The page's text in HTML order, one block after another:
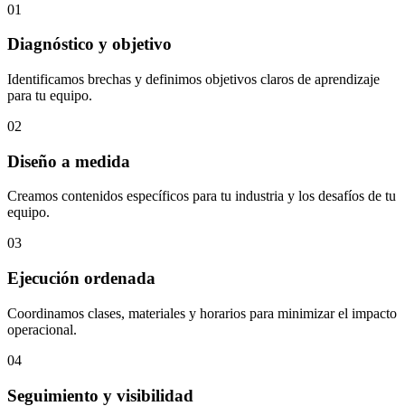
01
Diagnóstico y objetivo
Identificamos brechas y definimos objetivos claros de aprendizaje
para tu equipo.
02
Diseño a medida
Creamos contenidos específicos para tu industria y los desafíos de tu
equipo.
03
Ejecución ordenada
Coordinamos clases, materiales y horarios para minimizar el impacto
operacional.
04
Seguimiento y visibilidad